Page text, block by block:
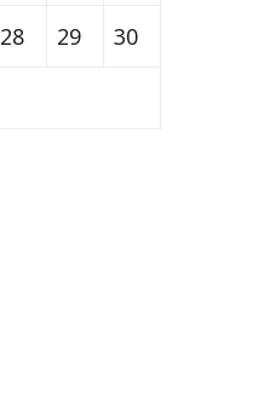
28 29 30